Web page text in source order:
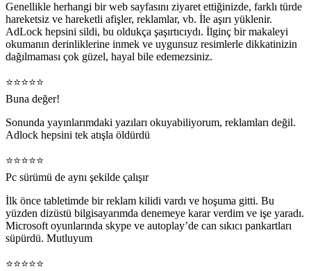
Genellikle herhangi bir web sayfasını ziyaret ettiğinizde, farklı türde
hareketsiz ve hareketli afişler, reklamlar, vb. İle aşırı yüklenir.
AdLock hepsini sildi, bu oldukça şaşırtıcıydı. İlginç bir makaleyi
okumanın derinliklerine inmek ve uygunsuz resimlerle dikkatinizin
dağılmaması çok güzel, hayal bile edemezsiniz.
⭐️⭐️⭐️⭐️⭐️
Buna değer!
Sonunda yayınlarımdaki yazıları okuyabiliyorum, reklamları değil.
Adlock hepsini tek atışla öldürdü
⭐️⭐️⭐️⭐️⭐️
Pc sürümü de aynı şekilde çalışır
İlk önce tabletimde bir reklam kilidi vardı ve hoşuma gitti. Bu
yüzden dizüstü bilgisayarımda denemeye karar verdim ve işe yaradı.
Microsoft oyunlarında skype ve autoplay’de can sıkıcı pankartları
süpürdü. Mutluyum
⭐️⭐️⭐️⭐️⭐️